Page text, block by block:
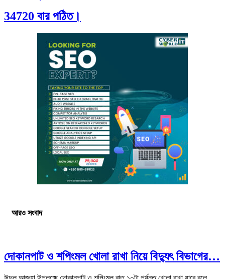
34720 বার পঠিত।
আরও সংবাদ
দোকানপাট ও শপিংমল খোলা রাখা নিয়ে বিদ্যুৎ বিভাগের…